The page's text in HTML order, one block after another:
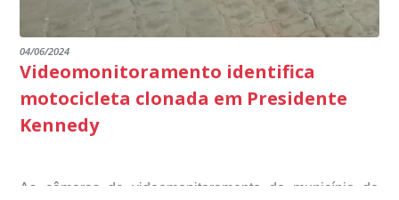
04/06/2024
Videomonitoramento identifica
motocicleta clonada em Presidente
Kennedy
As câmeras de videomonitoramento do município de